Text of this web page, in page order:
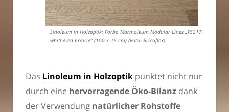
Linoleum in Holzoptik: Forbo Marmoleum Modular Lines „T5217
whithered prairie“ (100 x 25 cm) (Foto: Bricoflor)
Das Linoleum in Holzoptik punktet nicht nur
durch eine hervorragende Öko-Bilanz dank
der Verwendung natürlicher Rohstoffe